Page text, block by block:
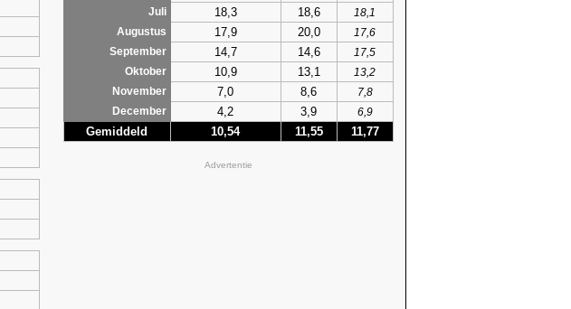
Juli
18,3 18,6
18,1
Augustus
17,9 20,0
17,6
September
14,7 14,6
17,5
Oktober
10,9 13,1
13,2
November
7,0 8,6
7,8
December
4,2 3,9 6,9
Gemiddeld 10,54 11,55 11,77
Advertentie